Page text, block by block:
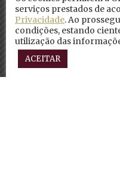
serviços prestados de
Privacidade. Ao
condições, estando
utilização das
ACEITAR